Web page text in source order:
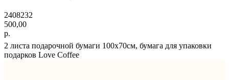
2408232
500,00
р.
2 листа подарочной бумаги 100х70см, бумага для упаковки
подарков Love Coffee